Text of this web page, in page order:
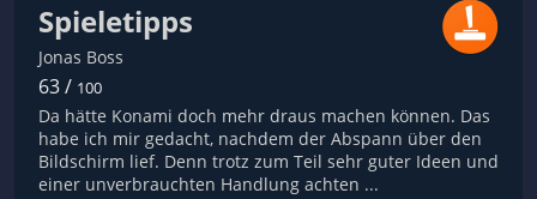
Spieletipps
Jonas Boss
63 / 100
Da hätte Konami doch mehr draus machen können. Das
habe ich mir gedacht, nachdem der Abspann über den
Bildschirm lief. Denn trotz zum Teil sehr guter Ideen und
einer unverbrauchten Handlung achten ...